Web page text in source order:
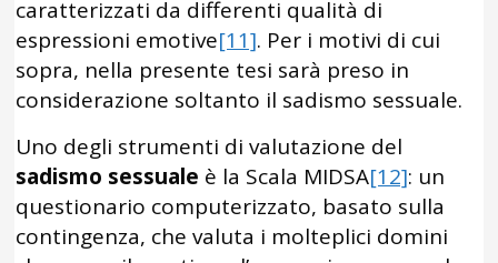
caratterizzati da differenti qualità di
espressioni emotive[11]. Per i motivi di cui
sopra, nella presente tesi sarà preso in
considerazione soltanto il sadismo sessuale.
Uno degli strumenti di valutazione del
sadismo sessuale è la Scala MIDSA[12]: un
questionario computerizzato, basato sulla
contingenza, che valuta i molteplici domini